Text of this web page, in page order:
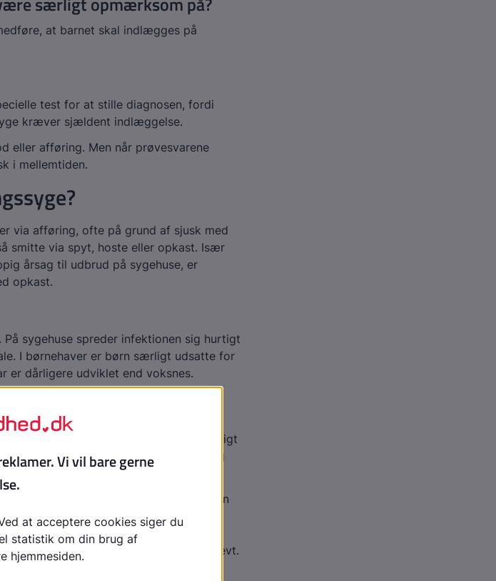
at barnet skal indlægges på
test for at stille diagnosen, fordi
kræver sjældent indlæggelse.
afføring. Men når prøvesvarene
i mellemtiden.
via afføring, ofte på grund af sjusk med
smitte via spyt, hoste eller opkast. Især
årsag til udbrud på sygehuse, er
opkast.
sygehuse spreder infektionen sig hurtigt
I børnehaver er børn særligt udsatte for
er dårligere udviklet end voksnes.
og går over i løbet af 3-7 dage. Et muligt
mister en del gennem både opkast og
til mad og drikke.
især hos børn under 2-årsalderen
er det derfor vigtigt at drikke
er tegn på, at man ikke får nok at
sig ved, at barnet bliver slapt og sløvt, evt.
(halonerede) øjne.